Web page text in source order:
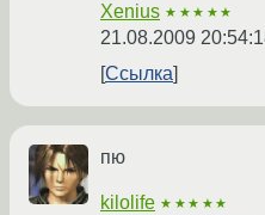
Xenius ★★★★★
21.08.2009
Ссылка
пю
kilolife ★★★★★